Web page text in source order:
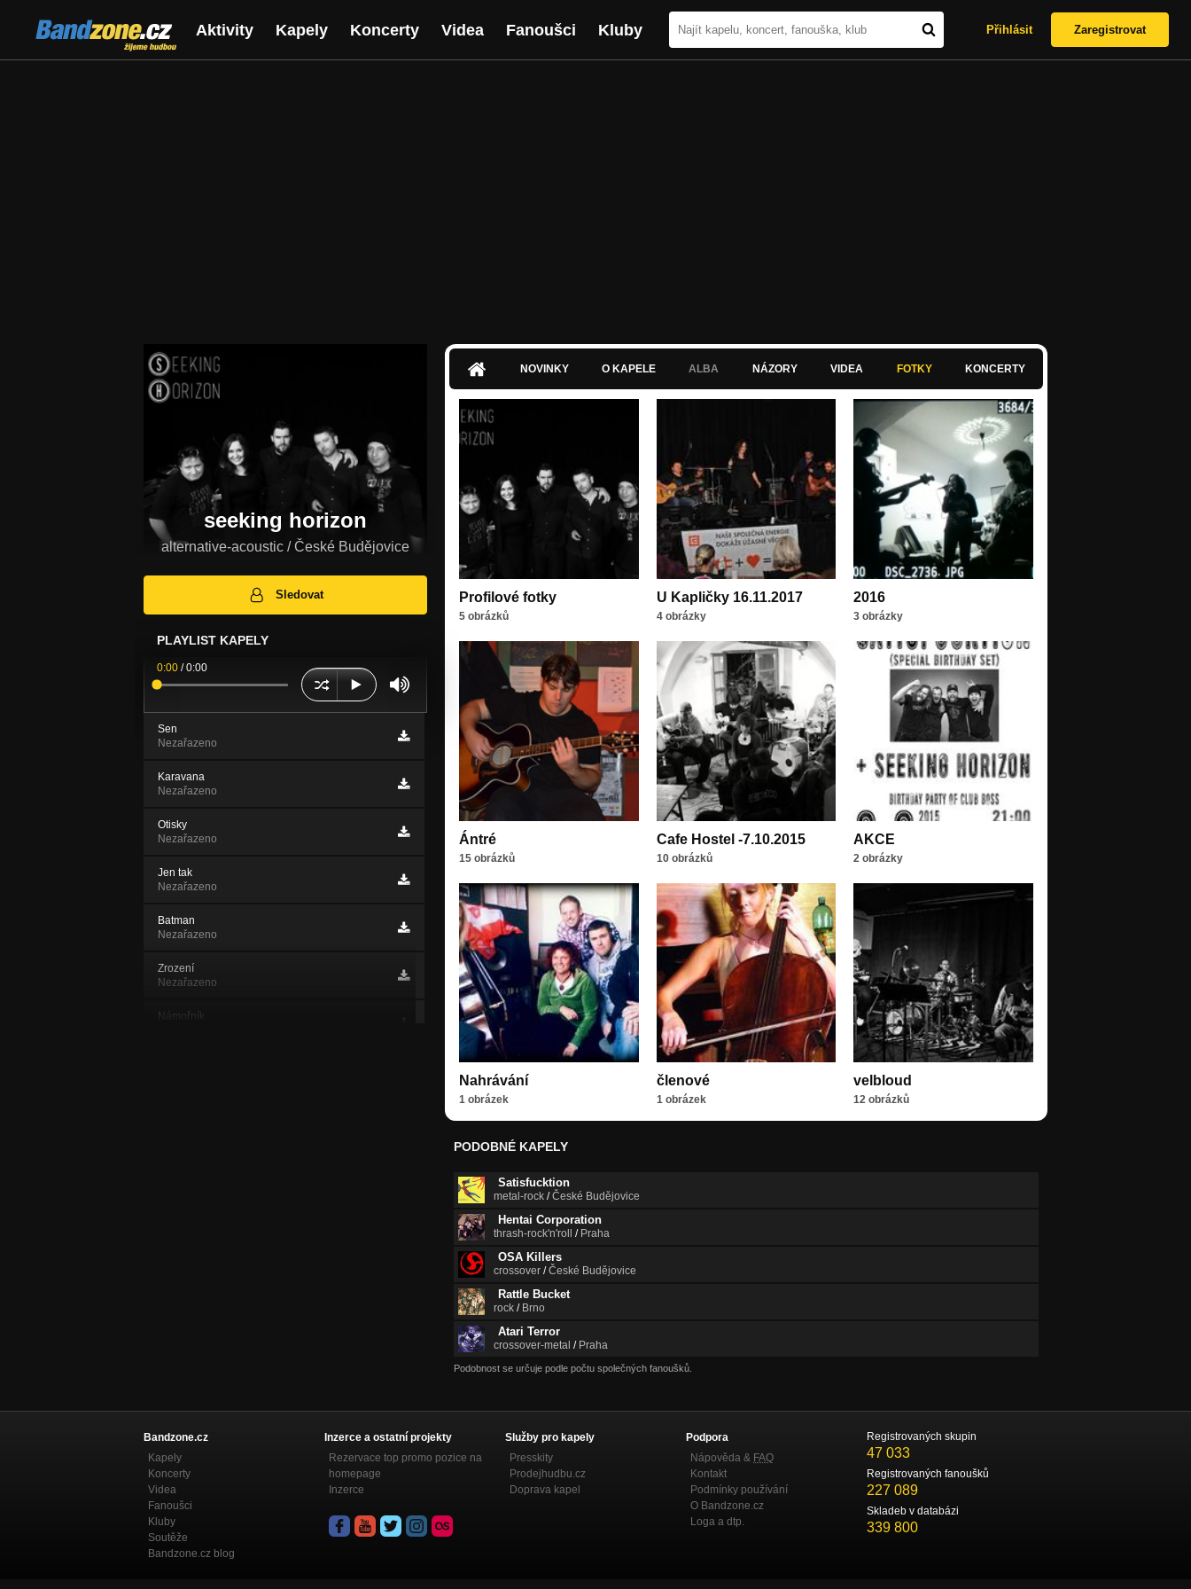
Bandzone.cz
žijeme hudbou
Aktivity Kapely Koncerty Videa Fanoušci Kluby Přihlásit Zaregistrovat
seeking horizon
alternative-acoustic / České Budějovice
Sledovat
PLAYLIST KAPELY
0:00 /0:00
Sen
Nezařazeno
Karavana
Nezařazeno
Otisky
Nezařazeno
Jen tak
Nezařazeno
Batman
Nezařazeno
Zrození
Nezařazeno
Námořník
NOVINKY O KAPELE ALBA NÁZORY VIDEA FOTKY KONCERTY
Profilové fotky
5 obrázků
U Kapličky 16.11.2017
4 obrázky
2016
3 obrázky
Ántré
15 obrázků
Cafe Hostel -7.10.2015
10 obrázků
AKCE
2 obrázky
Nahrávání
1 obrázek
členové
1 obrázek
velbloud
12 obrázků
PODOBNÉ KAPELY
Satisfucktion
metal-rock /České Budějovice
Hentai Corporation
thrash-rock'n'roll / Praha
OSA Killers
crossover /České Budějovice
Rattle Bucket
rock / Brno
Atari Terror
crossover-metal / Praha
Podobnost se určuje podle počtu společných fanoušků.
Bandzone.cz
Kapely
Koncerty
Videa
Fanoušci
Kluby
Soutěže
Bandzone.cz blog
Inzerce a ostatní projekty
Rezervace top promo pozice na
homepage
Inzerce
Služby pro kapely
Presskity
Prodejhudbu.cz
Doprava kapel
Podpora
Nápověda & FAQ
Kontakt
Podmínky používání
O Bandzone.cz
Loga a dtp.
Registrovaných skupin
47 033
Registrovaných fanoušků
227 089
Skladeb v databázi
339 800